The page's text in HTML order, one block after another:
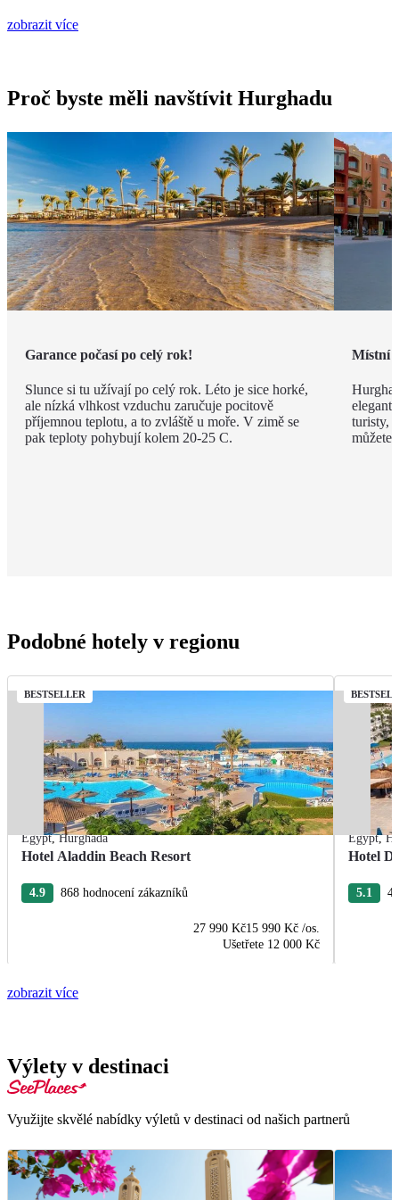
zobrazit více
Proč byste měli navštívit Hurghadu
Garance počasí po celý rok!
Slunce si tu užívají po celý rok. Léto je sice horké,
ale nízká vlhkost vzduchu zaručuje pocitově
příjemnou teplotu, a to zvláště u moře. V zimě se
pak teploty pohybují kolem 20-25 C.
Místní
turisty,
můžete
Podobné hotely v regionu
BESTSELLER
Egypt,Hurghada
Hotel Aladdin Beach Resort
4.9 868 hodnocení zákazníků
27 990 Kč15 990 Kč /os.
Ušetřete 12 000 Kč
Egypt,
Hotel
5.1
zobrazit více
Výlety v destinaci
Využijte skvělé nabídky výletů v destinaci od našich partnerů